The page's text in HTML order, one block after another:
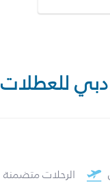
للعطلات
الرحلات متضمنة